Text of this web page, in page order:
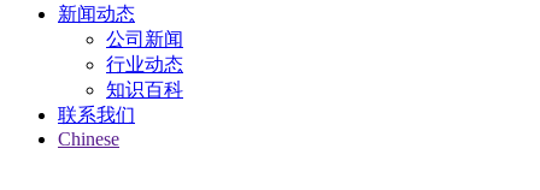
新闻动态
公司新闻
行业动态
知识百科
联系我们
Chinese